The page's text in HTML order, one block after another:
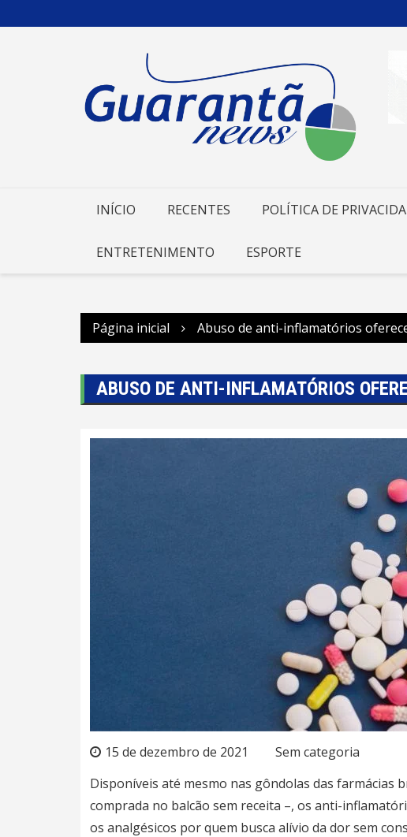
para
INÍCIO RECENTES POLÍTICA DE
ENTRETENIMENTO ESPORTE
Página inicial Abuso de anti-inflamatórios
ABUSO DE ANTI-INFLAMATÓRIOS
15 de dezembro de 2021
Sem categoria
Disponíveis até mesmo nas gôndolas das farmácias
comprada no balcão sem receita –, os anti-
os analgésicos por quem busca alívio da dor sem